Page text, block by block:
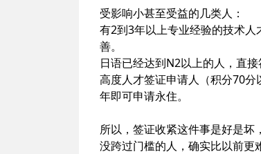
受影响小甚至受益的几类人：
有2到3年以上专业经验的技术
善。
日语已经达到N2以上的人，直
高度人才签证申请人（积分70
年即可申请永住。
所以，签证收紧这件事是好是坏
没跨过门槛的人，确实比以前更